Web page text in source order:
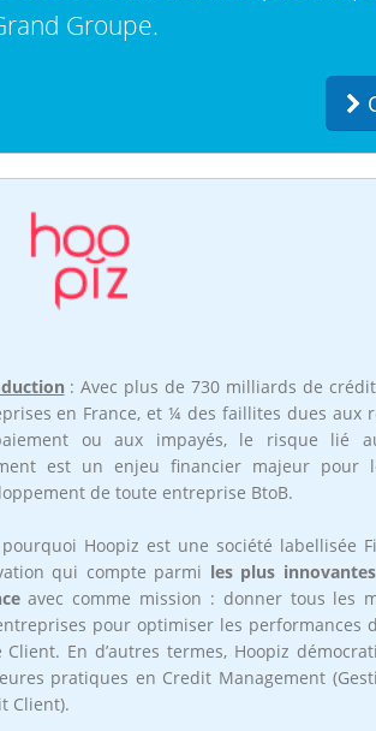
Groupe.
: Avec plus de 730 milliards de
en France, et ¼ des faillites dues aux
ou aux impayés, le risque lié
est un enjeu financier majeur pour
de toute entreprise BtoB.
pourquoi Hoopiz est une société labellisée
qui compte parmi les plus
avec comme mission : donner tous les
pour optimiser les performances
Client. En d’autres termes, Hoopiz
pratiques en Credit Management
Client).